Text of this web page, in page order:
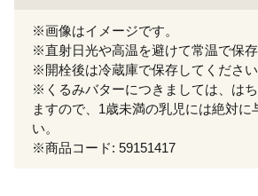
※画像はイメージです。
※直射日光や高温を避けて常温で保存
※開栓後は冷蔵庫で保存してください
※くるみバターにつきましては、は
ますので、1歳未満の乳児には絶対に
い。
※商品コード: 59151417